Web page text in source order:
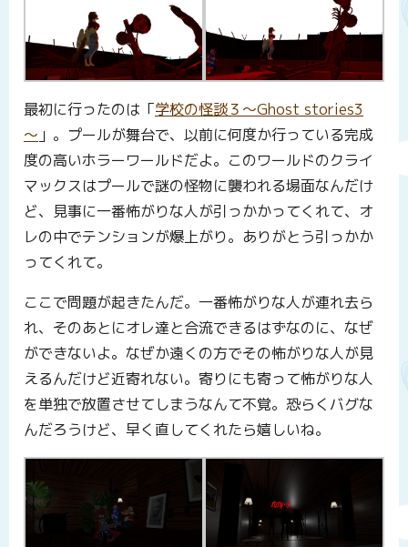
最初に行ったのは「学校の怪談３～Ghost stories3
～ 」。プールが舞台で、以前に何度か行っている完成
度の高いホラーワールドだよ。このワールドのクライ
マックスはプールで謎の怪物に襲われる場面なんだけ
ど、見事に一番怖がりな人が引っかかってくれて、オ
レの中でテンションが爆上がり。ありがとう引っかか
ってくれて。
ここで問題が起きたんだ。一番怖がりな人が連れ去ら
れ、そのあとにオレ達と合流できるはずなのに、なぜ
ができないよ。なぜか遠くの方でその怖がりな人が見
えるんだけど近寄れない。寄りにも寄って怖がりな人
を単独で放置させてしまうなんて不覚。恐らくバグな
んだろうけど、早く直してくれたら嬉しいね。